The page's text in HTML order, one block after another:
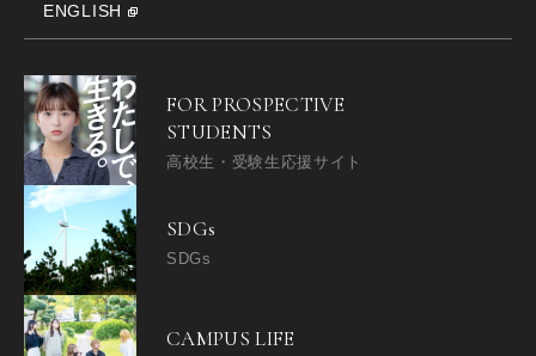
ENGLISH
FOR PROSPECTIVE
STUDENTS
高校生・受験生応援サイト
SDGs
SDGs
CAMPUS LIFE